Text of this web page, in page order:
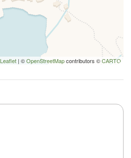
Leaflet | ©OpenStreetMapcontributors ©CARTO